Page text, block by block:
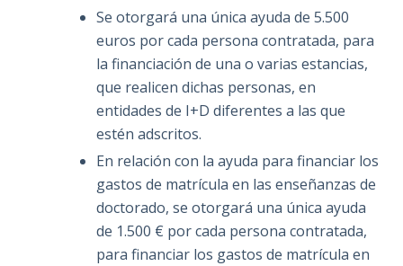
Se otorgará una única ayuda de 5.500
euros por cada persona contratada, para
la financiación de una o varias estancias,
que realicen dichas personas, en
entidades de I+D diferentes a las que
estén adscritos.
En relación con la ayuda para financiar los
gastos de matrícula en las enseñanzas de
doctorado, se otorgará una única ayuda
de 1.500 € por cada persona contratada,
para financiar los gastos de matrícula en